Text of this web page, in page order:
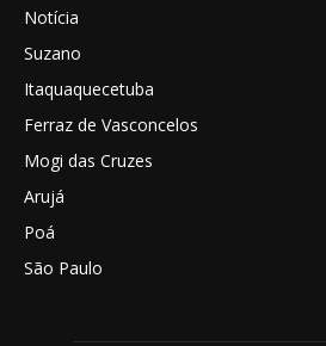
Notícia
Suzano
Itaquaquecetuba
Ferraz de Vasconcelos
Mogi das Cruzes
Arujá
Poá
São Paulo